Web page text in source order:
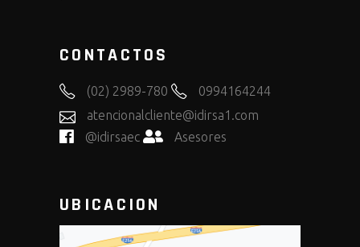
CONTACTOS
(02) 2989-780
0994164244
atencionalcliente@idirsa1.com
@idirsaec
Asesores
UBICACION